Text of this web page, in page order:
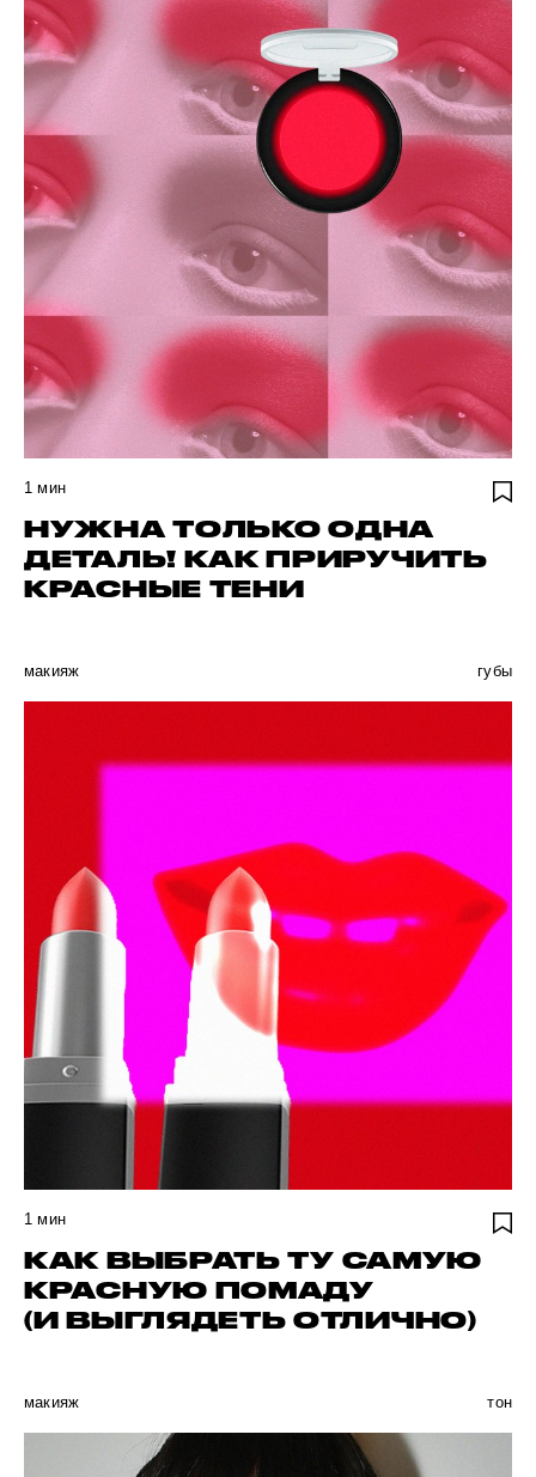
1 мин
НУЖНА ТОЛЬКО ОДНА
ДЕТАЛЬ! КАК ПРИРУЧИТЬ
КРАСНЫЕ ТЕНИ
макияж губы
1 мин
КАК ВЫБРАТЬ ТУ САМУЮ
КРАСНУЮ ПОМАДУ
(И ВЫГЛЯДЕТЬ ОТЛИЧНО)
макияж тон